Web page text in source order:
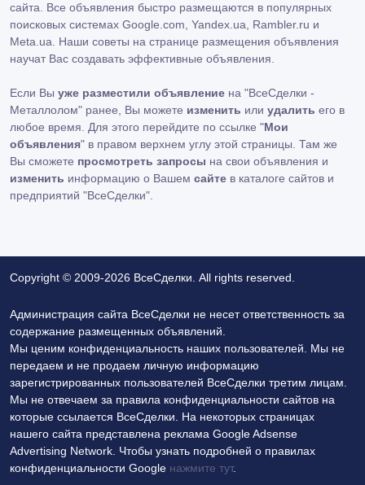
сайта. Все объявления быстро размещаются в популярных
поисковых системах Google.com, Yandex.ua, Rambler.ru и
Meta.ua. Наши советы на странице размещения объявления
научат Вас создавать эффективные объявления.
Если Вы уже разместили объявление на "ВсеСделки -
Металлолом" ранее, Вы можете изменить или удалить его в
любое время. Для этого перейдите по ссылке "Мои
объявления" в правом верхнем углу этой страницы. Там же
Вы сможете просмотреть запросы на свои объявления и
изменить информацию о Вашем сайте в каталоге сайтов и
предприятий "ВсеСделки".
Copyright © 2009-2026 ВсеСделки. All rights reserved.
Администрация сайта ВсеСделки не несет ответственность за
содержание размещенных объявлений.
Мы ценим конфиденциальность наших пользователей. Мы не
передаем и не продаем личную информацию
зарегистрированных пользователей ВсеСделки третим лицам.
Мы не отвечаем за правила конфиденциальности сайтов на
которые ссылается ВсеСделки. На некоторых страницах
нашего сайта представлена реклама Google Adsense
Advertising Network. Чтобы узнать подробней о правилах
конфиденциальности Google нажмите тут.